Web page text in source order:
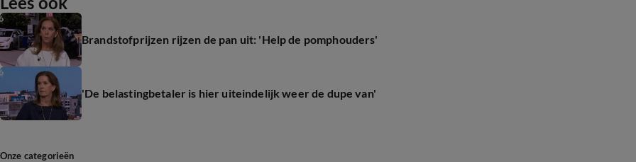
Brandstofprijzen rijzen de pan uit: 'Help de pomphouders'
'De belastingbetaler is hier uiteindelijk weer de dupe van'
Onze categorieën